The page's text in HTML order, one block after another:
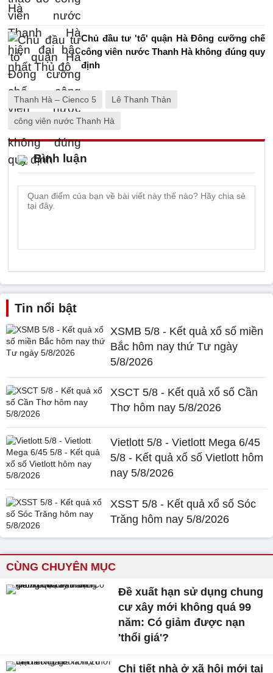
Chủ đầu tư 'tố' quận Hà Đông cưỡng chế
công viên nước Thanh Hà không đúng quy
định
Thanh Hà – Cienco 5 Lê Thanh Thản
công viên nước Thanh Hà
Bình luận
Tin nổi bật
XSMB 5/8 - Kết quả xổ số miền
Bắc hôm nay thứ Tư ngày
5/8/2026
XSCT 5/8 - Kết quả xổ số Cần
Thơ hôm nay 5/8/2026
Vietlott 5/8 - Vietlott Mega 6/45
5/8 - Kết quả xổ số Vietlott hôm
nay 5/8/2026
XSST 5/8 - Kết quả xổ số Sóc
Trăng hôm nay 5/8/2026
CÙNG CHUYÊN MỤC
Đề xuất hạn sử dụng chung
cư xây mới không quá 99
năm: Có giảm được nạn
'thổi giá'?
Chi tiết nhà ở xã hội mới tại